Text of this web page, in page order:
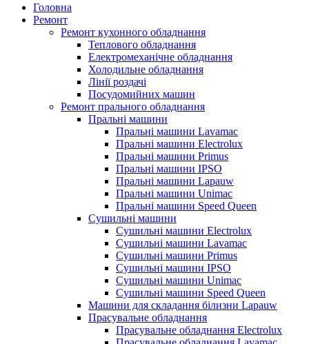
Головна
Ремонт
Ремонт кухонного обладнання
Теплового обладнання
Електромеханічне обладнання
Холодильне обладнання
Лінії роздачі
Посудомийних машин
Ремонт прального обладнання
Пральні машини
Пральні машини Lavamac
Пральні машини Electrolux
Пральні машини Primus
Пральні машини IPSO
Пральні машини Lapauw
Пральні машини Unimac
Пральні машини Speed Queen
Сушильні машини
Сушильні машини Electrolux
Сушильні машини Lavamac
Сушильні машини Primus
Сушильні машини IPSO
Сушильні машини Unimac
Сушильні машини Speed Queen
Машини для складання білизни Lapauw
Прасувальне обладнання
Прасувальне обладнання Electrolux